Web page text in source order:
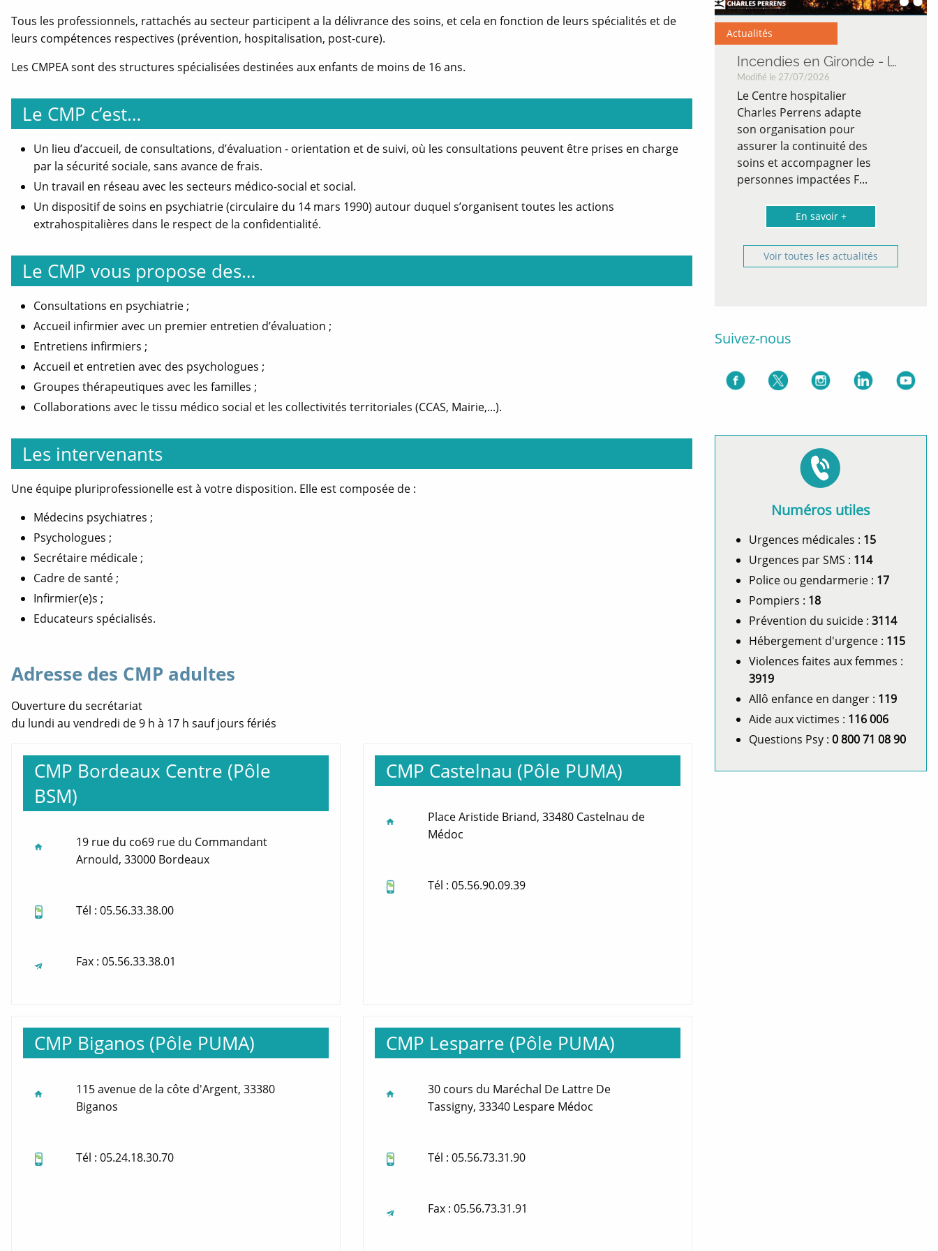
Tous les professionnels, rattachés au secteur participent a la délivrance des soins, et cela en fonction de leurs spécialités et de
leurs compétences respectives (prévention, hospitalisation, post-cure).
Les CMPEA sont des structures spécialisées destinées aux enfants de moins de 16 ans.
Le CMP c’est…
Un lieu d’accueil, de consultations, d’évaluation - orientation et de suivi, où les consultations peuvent être prises en charge
par la sécurité sociale, sans avance de frais.
Un travail en réseau avec les secteurs médico-social et social.
Un dispositif de soins en psychiatrie (circulaire du 14 mars 1990) autour duquel s’organisent toutes les actions
extrahospitalières dans le respect de la confidentialité.
Le CMP vous propose des…
Consultations en psychiatrie ;
Accueil infirmier avec un premier entretien d’évaluation ;
Entretiens infirmiers ;
Accueil et entretien avec des psychologues ;
Groupes thérapeutiques avec les familles ;
Collaborations avec le tissu médico social et les collectivités territoriales (CCAS, Mairie,...).
Les intervenants
Une équipe pluriprofessionelle est à votre disposition. Elle est composée de :
Médecins psychiatres ;
Psychologues ;
Secrétaire médicale ;
Cadre de santé ;
Infirmier(e)s ;
Educateurs spécialisés.
Adresse des CMP adultes
Ouverture du secrétariat
du lundi au vendredi de 9 h à 17 h sauf jours fériés
CMP Bordeaux Centre (Pôle
BSM)
19 rue du co69 rue du Commandant
Arnould, 33000 Bordeaux
Tél : 05.56.33.38.00
Fax : 05.56.33.38.01
CMP Castelnau (Pôle PUMA)
Place Aristide Briand, 33480 Castelnau de
Médoc
Tél : 05.56.90.09.39
CMP Biganos (Pôle PUMA)
115 avenue de la côte d'Argent, 33380
Biganos
Tél : 05.24.18.30.70
CMP Lesparre (Pôle PUMA)
30 cours du Maréchal De Lattre De
Tassigny, 33340 Lespare Médoc
Tél : 05.56.73.31.90
Fax : 05.56.73.31.91
Actualités
Le Centre hospitalier
son organisation pour
assurer la continuité des
personnes impactées F...
En savoir +
Le Centre hospitalier
son organisation pour
assurer la continuité des
Actualités
Incendies en Gironde - le CH Charles Perrens mobilisé
Modifié le 27/07/2026
Le Centre hospitalier
Charles Perrens adapte
son organisation pour
assurer la continuité des
soins et accompagner les
personnes impactées F...
En savoir +
Voir toutes les actualités
Suivez-nous
Numéros utiles
Urgences médicales : 15
Urgences par SMS : 114
Police ou gendarmerie : 17
Pompiers : 18
Prévention du suicide : 3114
Hébergement d'urgence : 115
Violences faites aux femmes :
3919
Allô enfance en danger : 119
Aide aux victimes : 116 006
Questions Psy : 0 800 71 08 90